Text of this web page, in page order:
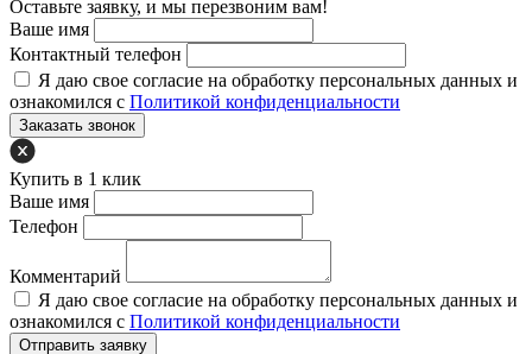
Оставьте заявку, и мы перезвоним вам!
Ваше имя
Контактный телефон
Я даю свое согласие на обработку персональных данных и
ознакомился с Политикой конфиденциальности
Заказать звонок
Купить в 1 клик
Ваше имя
Телефон
Комментарий
Я даю свое согласие на обработку персональных данных и
ознакомился с Политикой конфиденциальности
Отправить заявку